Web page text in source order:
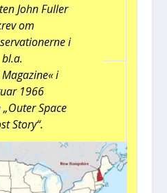
John Ful­ler
om
i
bl.a.
Maga­zi­ne« i
1966
Spa­ce
Story“.